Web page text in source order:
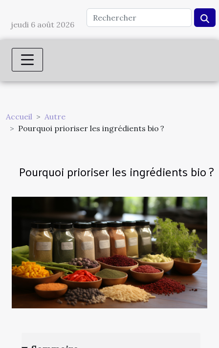
jeudi 6 août 2026
Accueil
Autre
Pourquoi prioriser les ingrédients bio ?
Pourquoi prioriser les ingrédients bio ?